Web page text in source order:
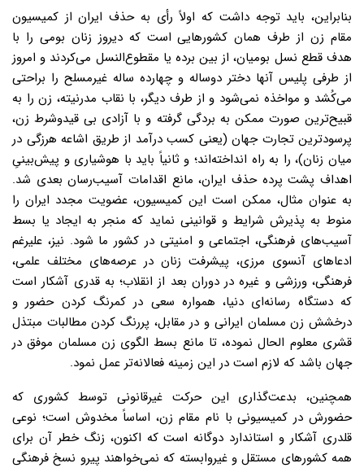
بنابراین، باید توجه داشت که اولاً رأی به حذف ایران از کمیسیون
مقام زن از طرف همان کشورهایی است که دیروز زنان بومی را با
هدف قطع نسل بومیان، از بین برده یا مقطوع‌النسل می‌کردند و امروز
از طرفی پلیس آنها دختر دوساله و چهارده ساله غیرمسلح را براحتی
می‌کُشد و مواخذه نمی‌شود و از طرف دیگر، با نقاب مدرنیته، زن را به
قبیح‌ترین صورت ممکن به بردگی گرفته‌ و با آزادی بی قیدوشرط زن،
پرسودترین تجارت جهان (یعنی کسب درآمد از طریق اشاعه هرزگی در
میان زنان)، را به راه انداخته‌اند؛ و ثانیاً باید با هوشیاری و پیش‌بینیِ
اهداف پشت پرده حذف ایران، مانع اقدامات آسیب‌رسان بعدی شد.
به عنوان مثال، ممکن است این کمیسیون، عضویت مجدد ایران را
منوط به پذیرش شرایط و قوانینی نماید که منجر به ایجاد یا بسط
آسیب‌های فرهنگی، اجتماعی و امنیتی در کشور ما شود. نیز، علیرغم
ادعاهای آنسوی مرزی، پیشرفت زنان در عرصه‌های مختلف علمی،
فرهنگی، ورزشی و غیره در دوران بعد از انقلاب؛ به قدری آشکار است
که دستگاه رسانه‌ای دنیا، همواره سعی در کمرنگ کردن حضور و
درخشش زن مسلمان ایرانی و در مقابل، پررنگ کردن مطالبات مبتذل
قشری معلوم الحال نموده، تا مانع بسط الگوی زن مسلمان موفق در
جهان باشد که لازم است در این زمینه فعالانه‌تر عمل نمود.
همچنین، بدعت‌گذاری این حرکت غیرقانونی توسط کشوری که
حضورش در کمیسیونی با نام مقام زن، اساساً مخدوش است؛ نوعی
قلدری آشکار و استاندارد دوگانه است که اکنون، زنگ خطر آن برای
همه کشورهای مستقل و غیروابسته که نمی‌خواهند پیرو نسخ فرهنگی